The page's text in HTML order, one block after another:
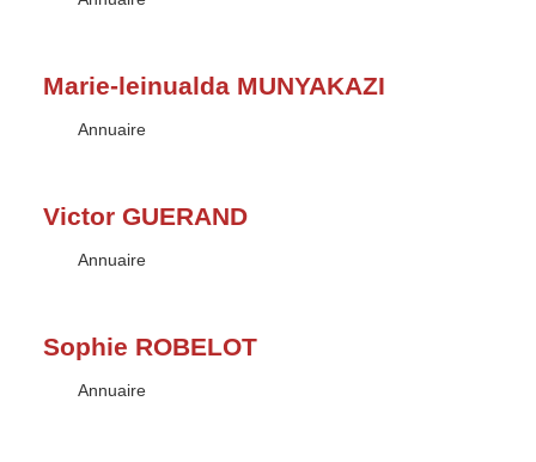
Marie-leinualda MUNYAKAZI
Type :
Annuaire
Victor GUERAND
Type :
Annuaire
Sophie ROBELOT
Type :
Annuaire